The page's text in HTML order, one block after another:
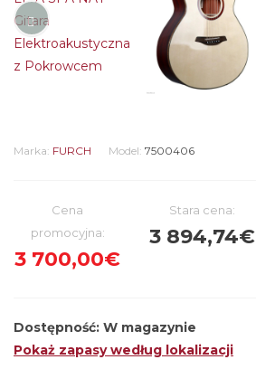
Marka: FURCH Model: 7500406
Cena
promocyjna:
3 700,00€
Stara cena:
3 894,74€
Dostępność: W magazynie
Pokaż zapasy według lokalizacji